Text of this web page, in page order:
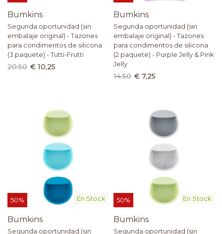
Bumkins
Segunda oportunidad (sin
embalaje original) - Tazones
para condimentos de silicona
(3 paquete) - Tutti-Frutti
20.50 € 10,25
Bumkins
Segunda oportunidad (sin
embalaje original) - Tazones
para condimentos de silicona
(2 paquete) - Purple Jelly & Pink
Jelly
14.50 € 7,25
En Stock
50%
Bumkins
Segunda oportunidad (sin
En Stock
50%
Bumkins
Segunda oportunidad (sin